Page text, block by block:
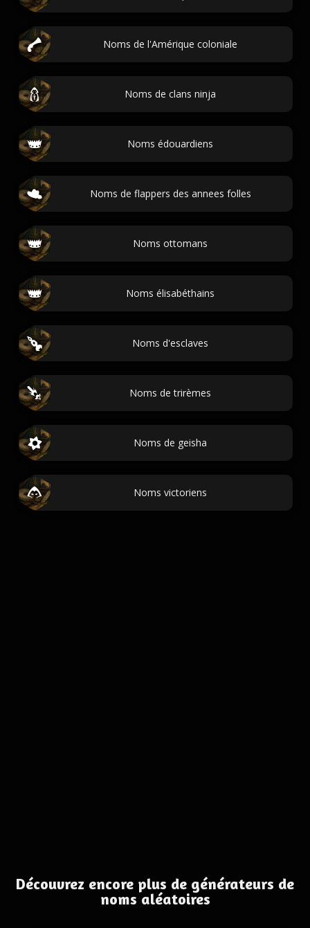
Noms de l'Amérique coloniale
Noms de clans ninja
Noms édouardiens
Noms de flappers des annees folles
Noms ottomans
Noms élisabéthains
Noms d'esclaves
Noms de trirèmes
Noms de geisha
Noms victoriens
Découvrez encore plus de générateurs de
noms aléatoires